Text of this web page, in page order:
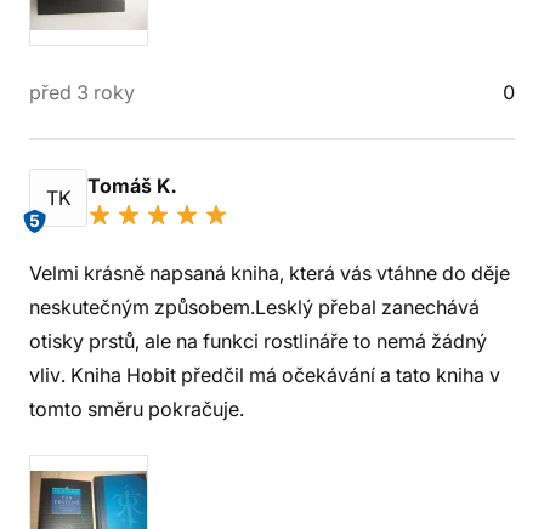
před 3 roky 0
TK
5
Tomáš K.
Velmi krásně napsaná kniha, která vás vtáhne do děje
neskutečným způsobem.Lesklý přebal zanechává
otisky prstů, ale na funkci rostlináře to nemá žádný
vliv. Kniha Hobit předčil má očekávání a tato kniha v
tomto směru pokračuje.